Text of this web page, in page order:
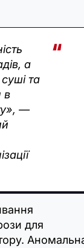
а
та
в
—
для